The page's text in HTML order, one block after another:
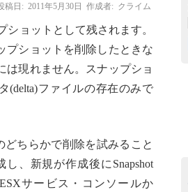
稿日: 2011年5月30日 作成者: クライム
ョットとして残されます。
プショットを削除したときな
は現れません。スナップショ
(delta)ファイルの存在のみで
どちらかで削除を試みること
、新規が作成後にSnapshot
サービス・コンソールか